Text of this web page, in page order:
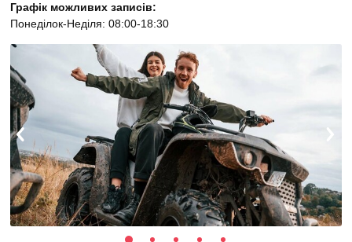
Графік можливих записів:
Понеділок-Неділя: 08:00-18:30